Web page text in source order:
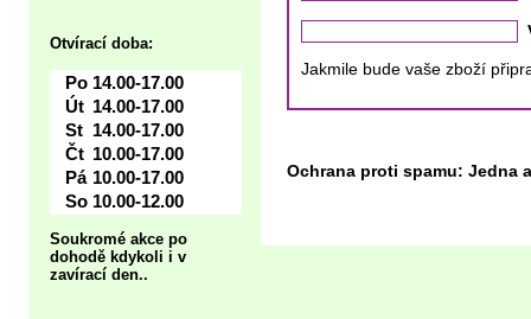
Jakmile bude vaše zboží
Ochrana proti spamu: Jedna
Otvírací doba:
Po 14.00-17.00
Út 14.00-17.00
St 14.00-17.00
Čt 10.00-17.00
Pá 10.00-17.00
So 10.00-12.00
Soukromé akce po
dohodě kdykoli i v
zavírací den..